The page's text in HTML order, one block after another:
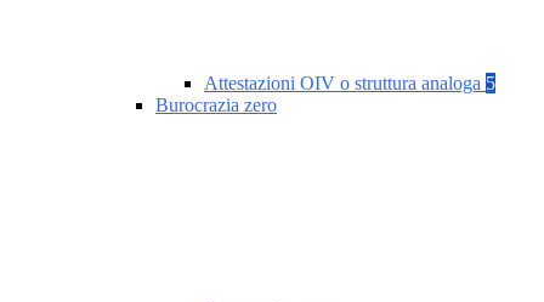
Attestazioni OIV o struttura analoga 5
Burocrazia zero